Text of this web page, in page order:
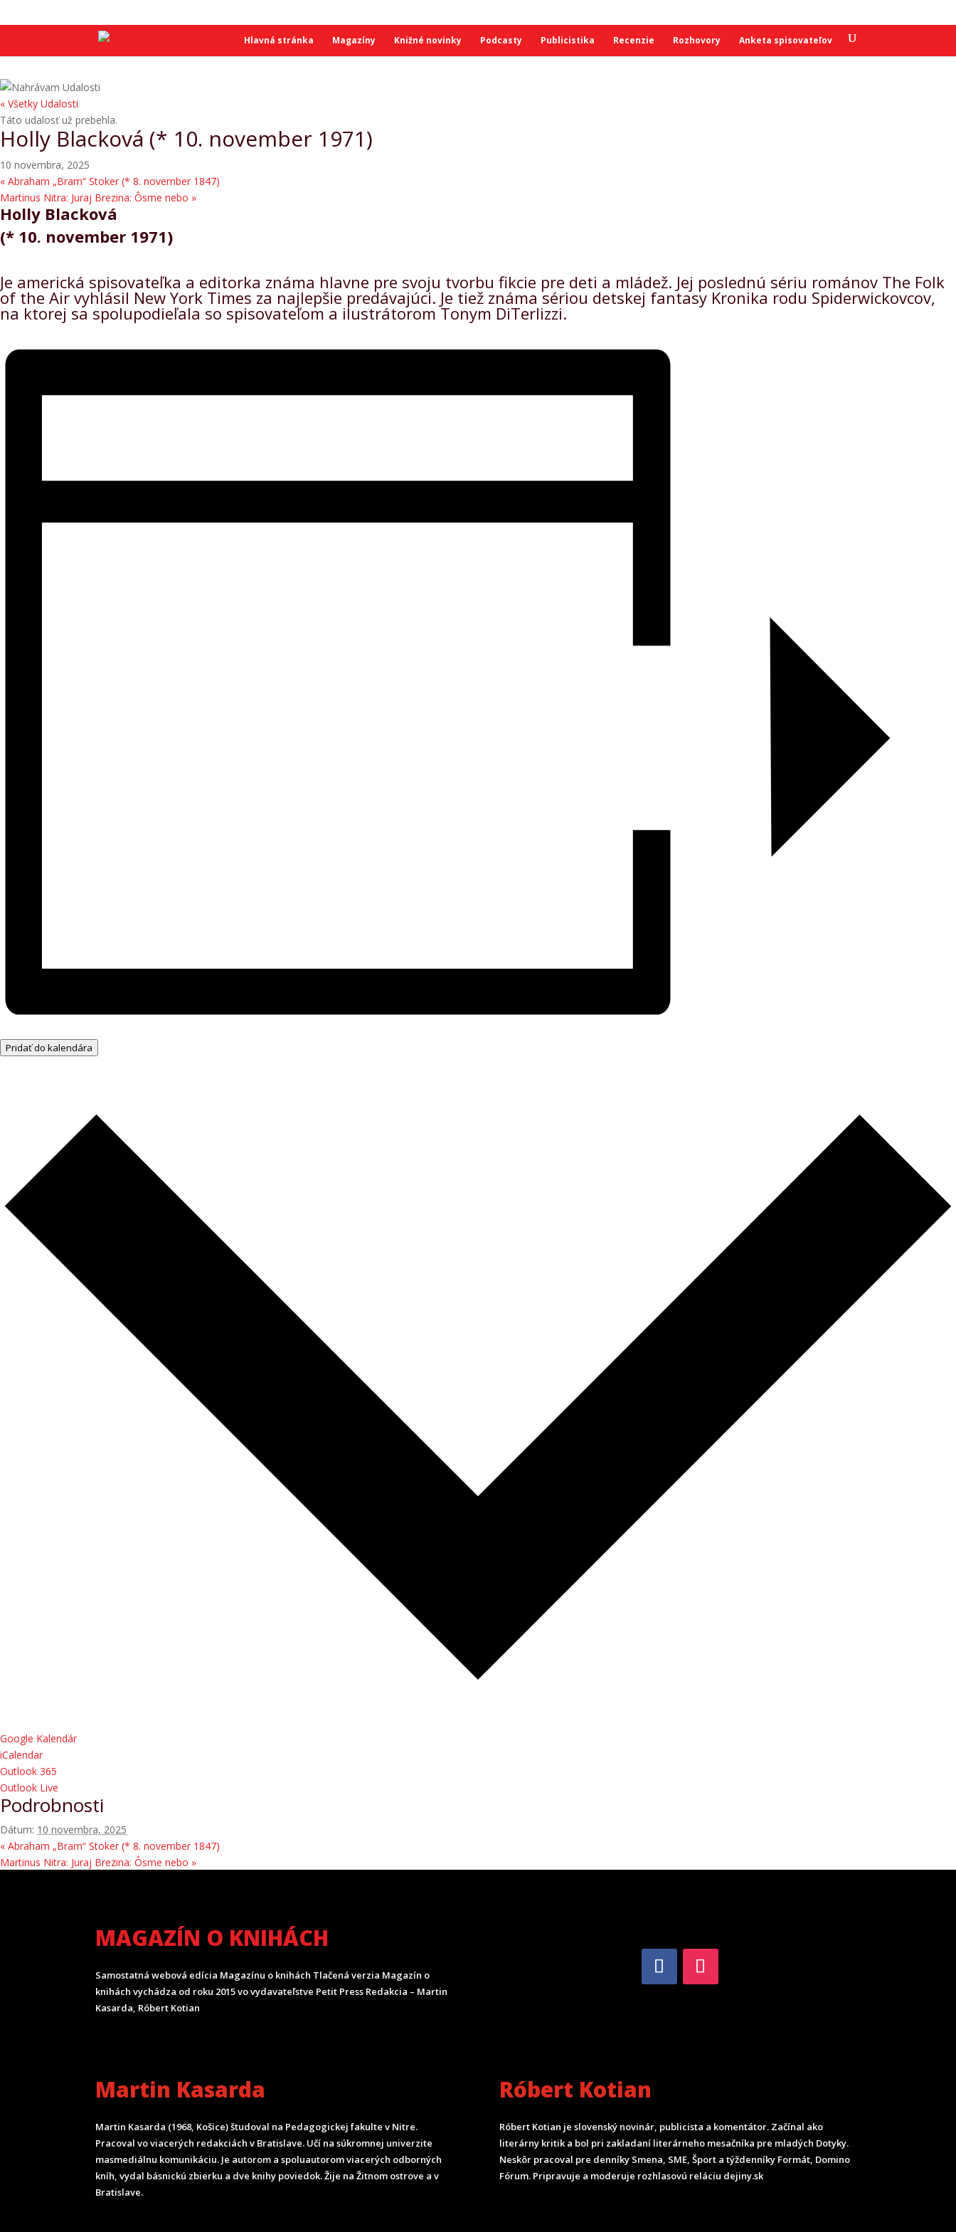
Hlavná stránka Magazíny Knižné novinky Podcasty Publicistika Recenzie Rozhovory Anketa spisovateľov
« Všetky Udalosti
Táto udalosť už prebehla.
Holly Blacková (* 10. november 1971)
10 novembra, 2025
« Abraham „Bram“ Stoker (* 8. november 1847)
Martinus Nitra: Juraj Brezina: Ôsme nebo »
Holly Blacková
(* 10. november 1971)
Je americká spisovateľka a editorka známa hlavne pre svoju tvorbu fikcie pre deti a mládež. Jej poslednú sériu románov The Folk
of the Air vyhlásil New York Times za najlepšie predávajúci. Je tiež známa sériou detskej fantasy Kronika rodu Spiderwickovcov,
na ktorej sa spolupodieľala so spisovateľom a ilustrátorom Tonym DiTerlizzi.
Pridať do kalendára
Google Kalendár
iCalendar
Outlook 365
Outlook Live
Podrobnosti
Dátum: 10 novembra, 2025
« Abraham „Bram“ Stoker (* 8. november 1847)
Martinus Nitra: Juraj Brezina: Ôsme nebo »
MAGAZÍN O KNIHÁCH
Samostatná webová edícia Magazínu o knihách Tlačená verzia Magazín o
knihách vychádza od roku 2015 vo vydavateľstve Petit Press Redakcia – Martin
Kasarda, Róbert Kotian
Martin Kasarda
Martin Kasarda (1968, Košice) študoval na Pedagogickej fakulte v Nitre.
Pracoval vo viacerých redakciách v Bratislave. Učí na súkromnej univerzite
masmediálnu komunikáciu. Je autorom a spoluautorom viacerých odborných
kníh, vydal básnickú zbierku a dve knihy poviedok. Žije na Žitnom ostrove a v
Bratislave.
Róbert Kotian
Róbert Kotian je slovenský novinár, publicista a komentátor. Začínal ako
literárny kritik a bol pri zakladaní literárneho mesačníka pre mladých Dotyky.
Neskôr pracoval pre denníky Smena, SME, Šport a týždenníky Formát, Domino
Fórum. Pripravuje a moderuje rozhlasovú reláciu dejiny.sk